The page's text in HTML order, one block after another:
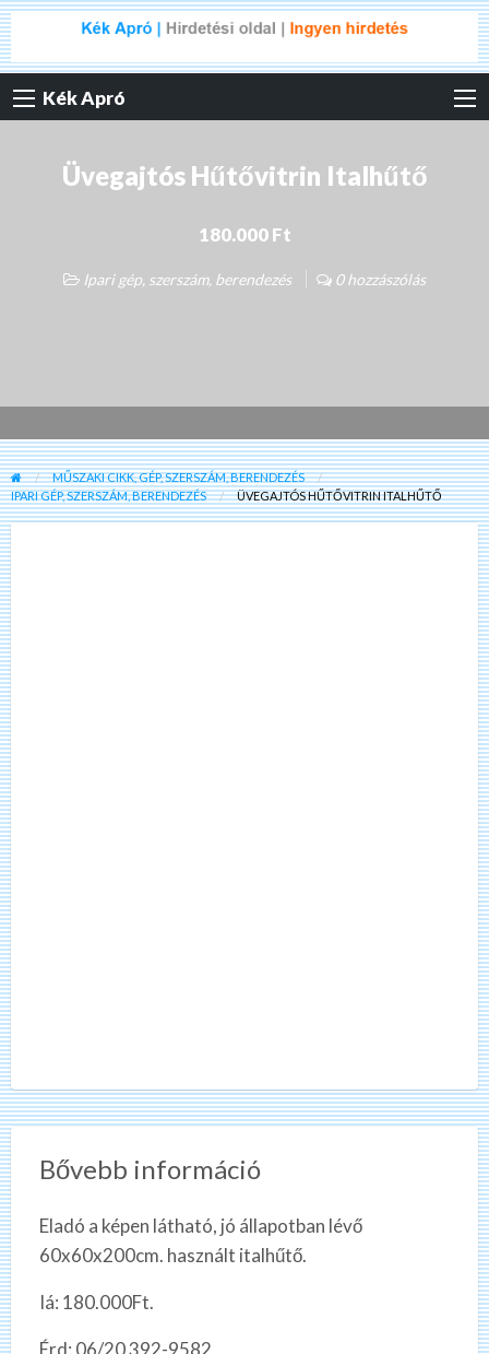
Kék Apró
Üvegajtós Hűtővitrin Italhűtő
180.000 Ft
Ipari gép, szerszám, berendezés 0 hozzászólás
MŰSZAKI CIKK, GÉP, SZERSZÁM, BERENDEZÉS
IPARI GÉP, SZERSZÁM, BERENDEZÉS
ÜVEGAJTÓS HŰTŐVITRIN ITALHŰTŐ
Bővebb információ
Eladó a képen látható, jó állapotban lévő
60x60x200cm. használt italhűtő.
Iá: 180.000Ft.
Érd: 06/20 392-9582